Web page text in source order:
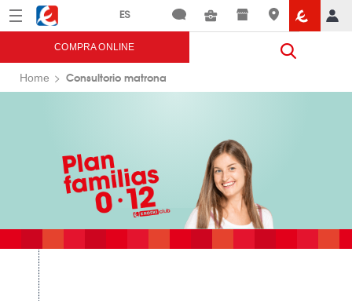
Menú Eroski
COMPRA ONLINE
Home Consultorio matrona